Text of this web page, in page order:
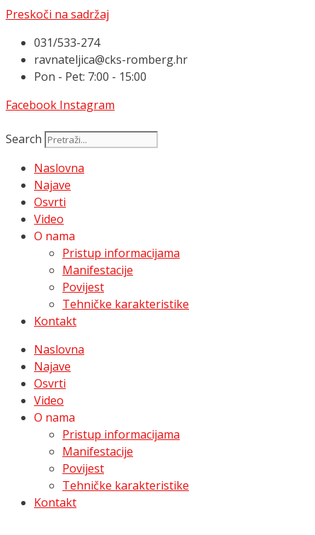
Preskoči na sadržaj
031/533-274
ravnateljica@cks-romberg.hr
Pon - Pet: 7:00 - 15:00
Facebook Instagram
Search
Naslovna
Najave
Osvrti
Video
O nama
Pristup informacijama
Manifestacije
Povijest
Tehničke karakteristike
Kontakt
Naslovna
Najave
Osvrti
Video
O nama
Pristup informacijama
Manifestacije
Povijest
Tehničke karakteristike
Kontakt